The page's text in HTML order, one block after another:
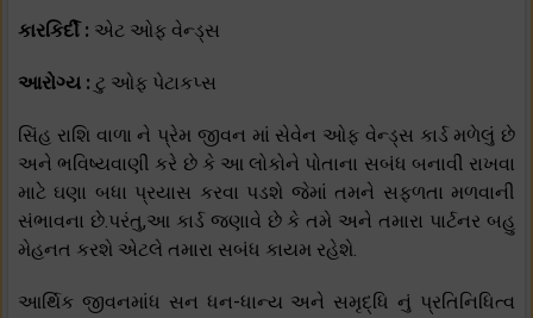
કારકિર્દી : એટ ઓફ વેન્ડ્સ
આરોગ્ય : ટુ ઓફ પેટાકપ્સ
સિંહ રાશિ વાળા ને પ્રેમ જીવન માં સેવેન ઓફ વેન્ડ્સ કાર્ડ મળેલું છે
અને ભવિષ્યવાણી કરે છે કે આ લોકોને પોતાના સબંધ બનાવી રાખવા
માટે ઘણા બધા પ્રયાસ કરવા પડશે જેમાં તમને સફળતા મળવાની
સંભાવના છે.પરંતુ,આ કાર્ડ જણાવે છે કે તમે અને તમારા પાર્ટનર બહુ
મેહનત કરશે એટલે તમારા સબંધ કાયમ રહેશે.
આર્થિક જીવનમાંધ સન ધન-ધાન્ય અને સમૃદ્ધિ નું પ્રતિનિધિત્વ